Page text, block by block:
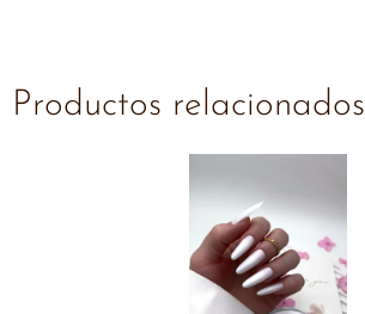
Productos relacionados